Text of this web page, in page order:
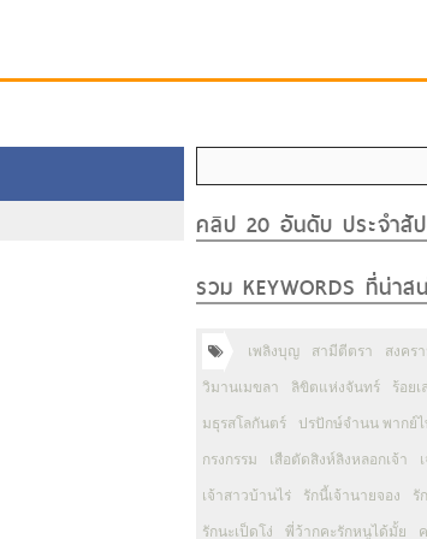
คลิป 20 อันดับ ประจำสั
รวม KEYWORDS ที่น่าส
เพลิงบุญ สามีตีตรา สงคร
วิมานเมขลา ลิขิตแห่งจันทร์ ร้อย
มธุรสโลกันตร์ ปรปักษ์จำนน พากย์ไ
กรงกรรม เสือตัดสิงห์ลิงหลอกเจ้า
เจ้าสาวบ้านไร่ รักนี้เจ้านายจอง รั
รักนะเป็ดโง่ พี่ว้ากคะรักหนูได้มั้ย